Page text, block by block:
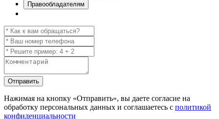
Правообладателям
Отправить
Нажимая на кнопку «Отправить», вы даете согласие на
обработку персональных данных и соглашаетесь с политикой
конфиденциальности